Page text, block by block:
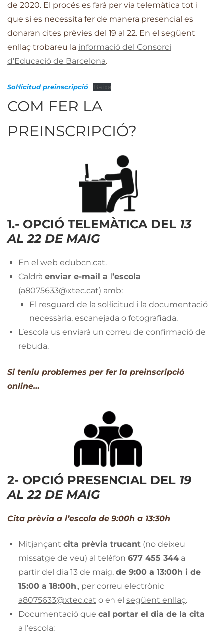
de 2020. El procés es farà per via telemàtica tot i
que si es necessita fer de manera presencial es
donaran cites prèvies del 19 al 22. En el següent
enllaç trobareu la informació del Consorci
d’Educació de Barcelona.
Sol·licitud preinscripció Baixa
COM FER LA
PREINSCRIPCIÓ?
1.- OPCIÓ TELEMÀTICA DEL 13
AL 22 DE MAIG
En el web edubcn.cat.
Caldrà enviar e-mail a l’escola
(a8075633@xtec.cat) amb:
El resguard de la sol·licitud i la documentació
necessària, escanejada o fotografiada.
L’escola us enviarà un correu de confirmació de
rebuda.
Si teniu problemes per fer la preinscripció
online…
2- OPCIÓ PRESENCIAL DEL 19
AL 22 DE MAIG
Cita prèvia a l’escola de 9:00h a 13:30h
Mitjançant cita prèvia trucant (no deixeu
missatge de veu) al telèfon 677 455 344 a
partir del dia 13 de maig, de 9:00 a 13:00h i de
15:00 a 18:00h., per correu electrònic
a8075633@xtec.cat o en el següent enllaç.
Documentació que cal portar el dia de la cita
a l’escola: